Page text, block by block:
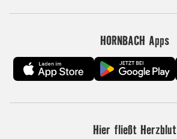
HORNBACH Apps
Hier fließt Herzblut